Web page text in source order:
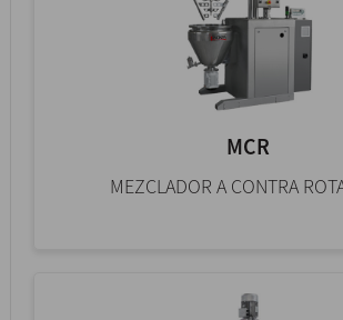
MCR
MEZCLADOR A CONTRA